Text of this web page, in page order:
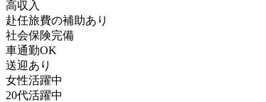
高収入
赴任旅費の補助あり
社会保険完備
車通勤OK
送迎あり
女性活躍中
20代活躍中